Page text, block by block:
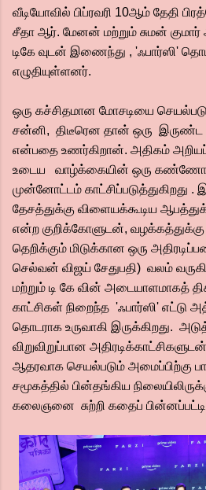
வீடியோவில் பிப்ரவரி 10ஆம் தேதி
சீதா ஆர். மேனன் மற்றும் சுமன் குமார்
டிகே வுடன் இணைந்து , 'ஃபார்ஸி'
எழுதியுள்ளனர்.
ஒரு கச்சிதமான மோசடியை
சன்னி, திடீரென தான் ஒரு இருண்ட
என்பதை உணர்கிறான். அதிகம்
உடைய வாழ்க்கையின் ஒரு
முன்னோட்டம் காட்சிப்படுத்துகிறது .
தேசத்துக்கு விளையக்கூடிய
என்ற குறிக்கோளுடன்,
தெறிக்கும் மிடுக்கான ஒரு
செல்வன் விஜய் சேதுபதி) வலம்
மற்றும் டி கே‌ வின் அடையாளமாகத்
காட்சிகள் நிறைந்த 'ஃபார்ஸி'
தொடராக உருவாகி இருக்கிறது.
விறுவிறுப்பான
ஆதரவாக செயல்படும் அமைப்பிற்கு
சமூகத்தில் பின்தங்கிய
கலைஞனை சுற்றி கதைப்